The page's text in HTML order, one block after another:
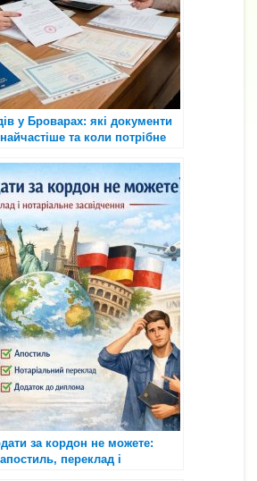
у Броварах: які документи
та коли потрібне
за кордон не можете:
переклад і